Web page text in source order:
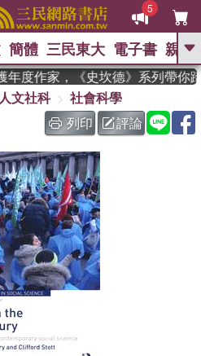
5
GO
搜： 東野圭吾 、 The Odyssey
、 如果歷史是一群喵 、 暑期
國際布克獎 臺灣漫遊錄 、 方
華 、 台灣的李登輝時代
：黎曼猜想 、 偉大的迷走神經
簡體 三民東大 電子書 親子
度作家，《史坎德》系列帶你踏
人文社科
社會科學
列印
評論